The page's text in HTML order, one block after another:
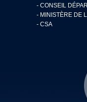
- CONSEIL
- MINISTÈRE DE
- CSA